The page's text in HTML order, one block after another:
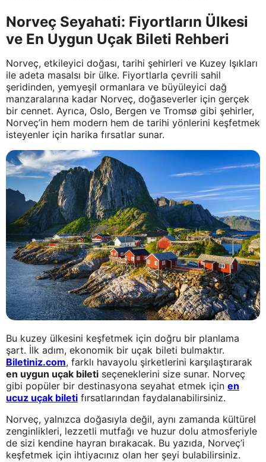
Norveç Seyahati: Fiyortların Ülkesi
ve En Uygun Uçak Bileti Rehberi
Norveç, etkileyici doğası, tarihi şehirleri ve Kuzey Işıkları
ile adeta masalsı bir ülke. Fiyortlarla çevrili sahil
şeridinden, yemyeşil ormanlara ve büyüleyici dağ
manzaralarına kadar Norveç, doğaseverler için gerçek
bir cennet. Ayrıca, Oslo, Bergen ve Tromsø gibi şehirler,
Norveç’in hem modern hem de tarihi yönlerini keşfetmek
isteyenler için harika fırsatlar sunar.
Bu kuzey ülkesini keşfetmek için doğru bir planlama
şart. İlk adım, ekonomik bir uçak bileti bulmaktır.
Biletiniz.com, farklı havayolu şirketlerini karşılaştırarak
en uygun uçak bileti seçeneklerini size sunar. Norveç
gibi popüler bir destinasyona seyahat etmek için en
ucuz uçak bileti fırsatlarından faydalanabilirsiniz.
Norveç, yalnızca doğasıyla değil, aynı zamanda kültürel
zenginlikleri, lezzetli mutfağı ve huzur dolu atmosferiyle
de sizi kendine hayran bırakacak. Bu yazıda, Norveç’i
keşfetmek için ihtiyacınız olan her şeyi bulabilirsiniz.